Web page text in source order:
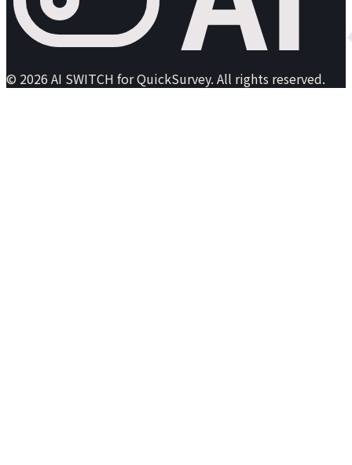
© 2026 AI SWITCH for QuickSurvey. All rights reserved.